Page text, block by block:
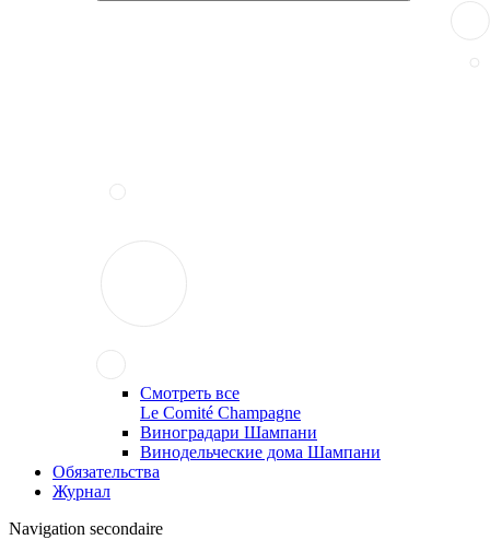
Смотреть все
Le Comité Champagne
Виноградари Шампани
Винодельческие дома Шампани
Обязательства
Журнал
Navigation secondaire